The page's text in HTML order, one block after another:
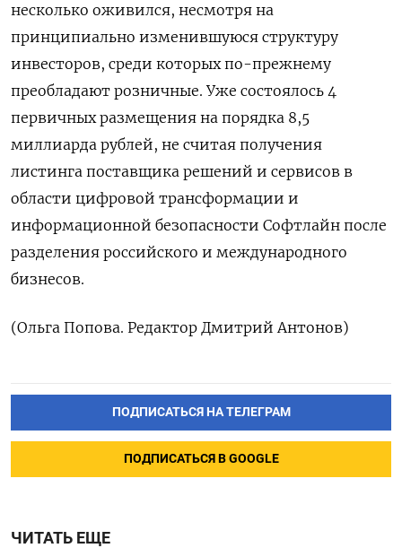
несколько оживился, несмотря на
принципиально изменившуюся структуру
инвесторов, среди которых по-прежнему
преобладают розничные. Уже состоялось 4
первичных размещения на порядка 8,5
миллиарда рублей, не считая получения
листинга поставщика решений и сервисов в
области цифровой трансформации и
информационной безопасности Софтлайн после
разделения российского и международного
бизнесов.
(Ольга Попова. Редактор Дмитрий Антонов)
ПОДПИСАТЬСЯ НА ТЕЛЕГРАМ
ПОДПИСАТЬСЯ В GOOGLE
ЧИТАТЬ ЕЩЕ